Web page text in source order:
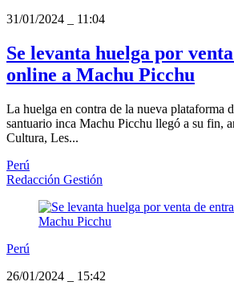
31/01/2024
11:04
Se levanta huelga por
online a Machu Picchu
La huelga en contra de la nueva plataforma
santuario inca Machu Picchu llegó a su fin,
Cultura, Les...
Perú
Redacción Gestión
Perú
26/01/2024
15:42